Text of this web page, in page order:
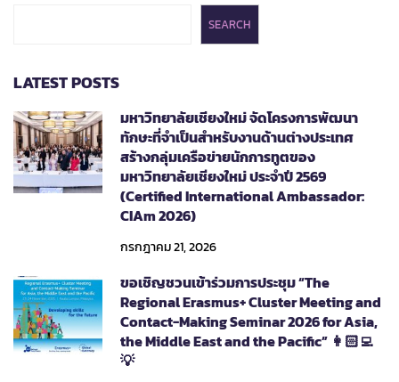
SEARCH
LATEST POSTS
มหาวิทยาลัยเชียงใหม่ จัดโครงการพัฒนา
ทักษะที่จำเป็นสำหรับงานด้านต่างประเทศ
สร้างกลุ่มเครือข่ายนักการทูตของ
มหาวิทยาลัยเชียงใหม่ ประจำปี 2569
(Certified International Ambassador:
CIAm 2026)
กรกฎาคม 21, 2026
ขอเชิญชวนเข้าร่วมการประชุม “The
Regional Erasmus+ Cluster Meeting and
Contact-Making Seminar 2026 for Asia,
the Middle East and the Pacific” 👩🏻‍💻
💡